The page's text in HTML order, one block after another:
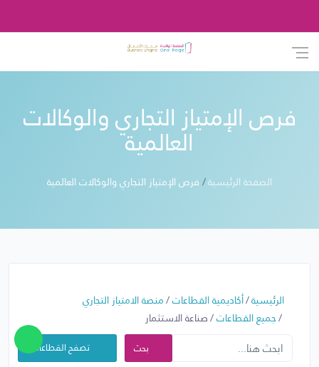
فرص الإمتياز التجاري والوكالات
العالمية
الصفحة الرئيسية فرص الإمتياز التجاري والوكالات العالمية
الرئيسية أكاديمية القطاعات منصة الامتياز التجاري
جميع القطاعات صناعة الاستثمار
بحث تصفح القطاعات